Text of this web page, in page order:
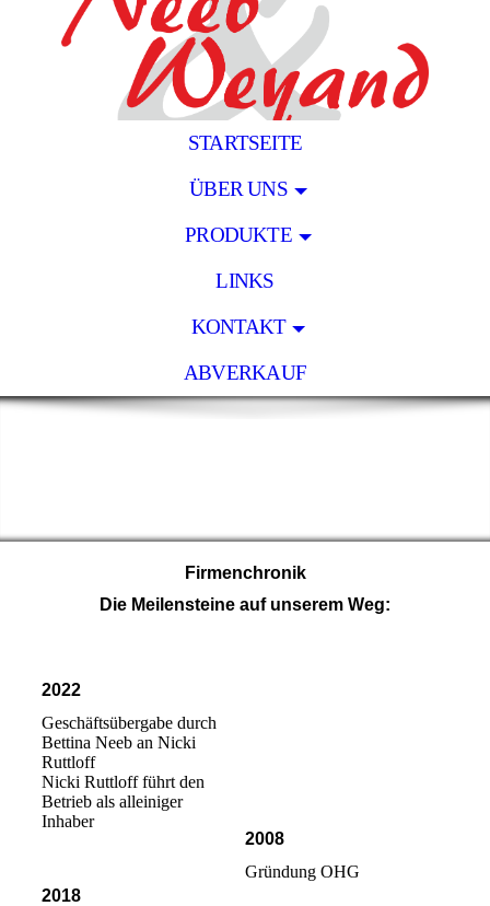
STARTSEITE
ÜBER UNS
PRODUKTE
LINKS
KONTAKT
ABVERKAUF
Firmenchronik
Die Meilensteine auf unserem Weg:
2022
Geschäftsübergabe durch
Bettina Neeb an Nicki
Ruttloff
Nicki Ruttloff führt den
Betrieb als alleiniger
Inhaber
2018
2008
Gründung OHG